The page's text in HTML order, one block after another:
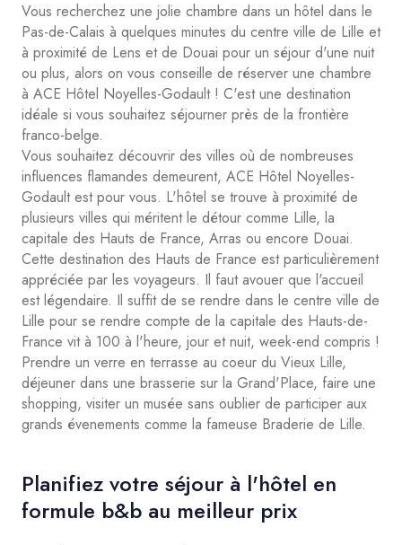
Vous recherchez une jolie chambre dans un hôtel dans le
Pas-de-Calais à quelques minutes du centre ville de Lille et
à proximité de Lens et de Douai pour un séjour d'une nuit
ou plus, alors on vous conseille de réserver une chambre
à ACE Hôtel Noyelles-Godault ! C'est une destination
idéale si vous souhaitez séjourner près de la frontière
franco-belge.
Vous souhaitez découvrir des villes où de nombreuses
influences flamandes demeurent, ACE Hôtel Noyelles-
Godault est pour vous. L'hôtel se trouve à proximité de
plusieurs villes qui méritent le détour comme Lille, la
capitale des Hauts de France, Arras ou encore Douai.
Cette destination des Hauts de France est particulièrement
appréciée par les voyageurs. Il faut avouer que l'accueil
est légendaire. Il suffit de se rendre dans le centre ville de
Lille pour se rendre compte de la capitale des Hauts-de-
France vit à 100 à l'heure, jour et nuit, week-end compris !
Prendre un verre en terrasse au coeur du Vieux Lille,
déjeuner dans une brasserie sur la Grand'Place, faire une
shopping, visiter un musée sans oublier de participer aux
grands évenements comme la fameuse Braderie de Lille.
Planifiez votre séjour à l'hôtel en
formule b&b au meilleur prix